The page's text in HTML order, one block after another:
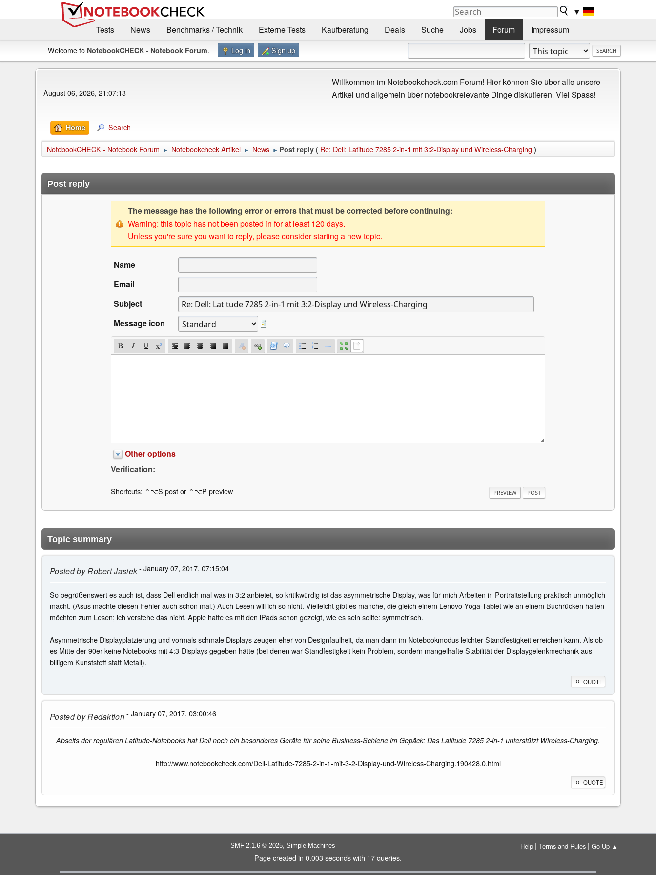
▼
Tests
News Benchmarks / Technik Externe Tests Kaufberatung Deals Suche Jobs Forum Impressum
Welcome to NotebookCHECK - Notebook Forum. Log in Sign up
August 06, 2026, 21:07:13
Willkommen im Notebookcheck.com Forum! Hier können Sie über alle unsere
Artikel und allgemein über notebookrelevante Dinge diskutieren. Viel Spass!
Home Search
NotebookCHECK - Notebook Forum ► Notebookcheck Artikel ► News ► Post reply ( Re: Dell: Latitude 7285 2-in-1 mit 3:2-Display und Wireless-Charging )
Post reply
The message has the following error or errors that must be corrected before continuing:
Warning: this topic has not been posted in for at least 120 days.
Unless you're sure you want to reply, please consider starting a new topic.
Name
Email
Subject
Message icon
Other options
Verification:
Shortcuts: ⌃⌥S post or ⌃⌥P preview
Topic summary
Posted byRobert Jasiek- January 07, 2017, 07:15:04
So begrüßenswert es auch ist, dass Dell endlich mal was in 3:2 anbietet, so kritikwürdig ist das asymmetrische Display, was für mich Arbeiten in Portraitstellung praktisch unmöglich
macht. (Asus machte diesen Fehler auch schon mal.) Auch Lesen will ich so nicht. Vielleicht gibt es manche, die gleich einem Lenovo-Yoga-Tablet wie an einem Buchrücken halten
möchten zum Lesen; ich verstehe das nicht. Apple hatte es mit den iPads schon gezeigt, wie es sein sollte: symmetrisch.
Asymmetrische Displayplatzierung und vormals schmale Displays zeugen eher von Designfaulheit, da man dann im Notebookmodus leichter Standfestigkeit erreichen kann. Als ob
es Mitte der 90er keine Notebooks mit 4:3-Displays gegeben hätte (bei denen war Standfestigkeit kein Problem, sondern mangelhafte Stabilität der Displaygelenkmechanik aus
billigem Kunststoff statt Metall).
QUOTE
Posted byRedaktion- January 07, 2017, 03:00:46
Abseits der regulären Latitude-Notebooks hat Dell noch ein besonderes Geräte für seine Business-Schiene im Gepäck: Das Latitude 7285 2-in-1 unterstützt Wireless-Charging.
http://www.notebookcheck.com/Dell-Latitude-7285-2-in-1-mit-3-2-Display-und-Wireless-Charging.190428.0.html
QUOTE
Help| Terms and Rules| Go Up ▲
SMF 2.1.6 © 2025 Simple Machines
Page created in 0.003 seconds with 17 queries.